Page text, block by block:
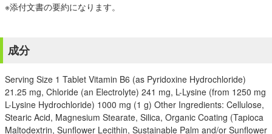
※添付文書の要約になります。
成分
Serving Size 1 Tablet Vitamin B6 (as Pyridoxine Hydrochloride)
21.25 mg, Chloride (an Electrolyte) 241 mg, L-Lysine (from 1250 mg
L-Lysine Hydrochloride) 1000 mg (1 g) Other Ingredients: Cellulose,
Stearic Acid, Magnesium Stearate, Silica, Organic Coating (Tapioca
Maltodextrin, Sunflower Lecithin, Sustainable Palm and/or Sunflower